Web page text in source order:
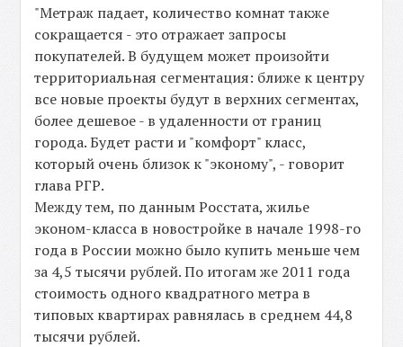
"Метраж падает, количество комнат также
сокращается - это отражает запросы
покупателей. В будущем может произойти
территориальная сегментация: ближе к центру
все новые проекты будут в верхних сегментах,
более дешевое - в удаленности от границ
города. Будет расти и "комфорт" класс,
который очень близок к "эконому", - говорит
глава РГР.
Между тем, по данным Росстата, жилье
эконом-класса в новостройке в начале 1998-го
года в России можно было купить меньше чем
за 4,5 тысячи рублей. По итогам же 2011 года
стоимость одного квадратного метра в
типовых квартирах равнялась в среднем 44,8
тысячи рублей.